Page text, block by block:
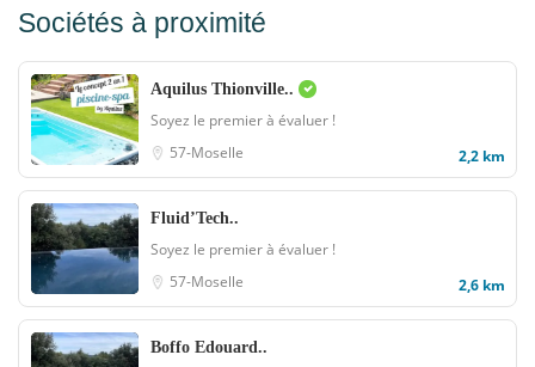
Sociétés à proximité
Aquilus Thionville..
Soyez le premier à évaluer !
57-Moselle
2,2 km
Fluid’Tech..
Soyez le premier à évaluer !
57-Moselle
2,6 km
Boffo Edouard..